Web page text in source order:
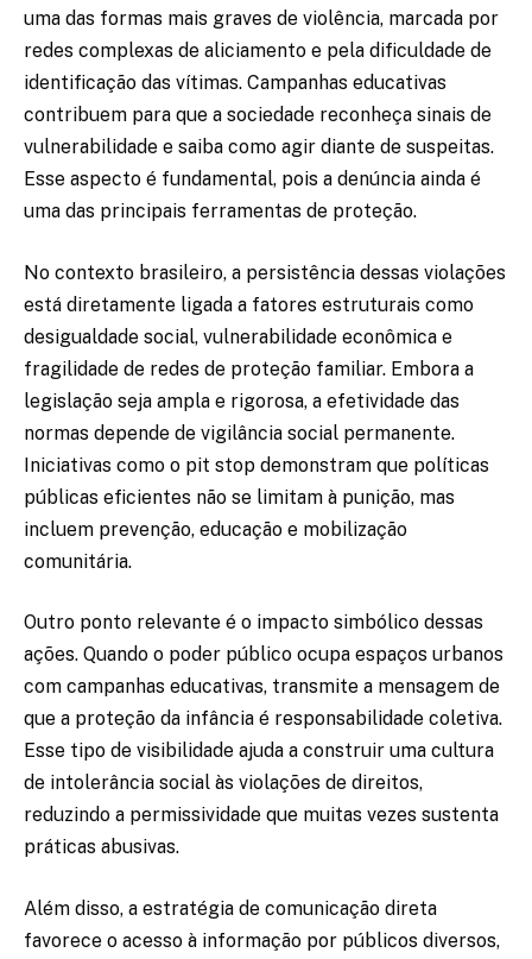
uma das formas mais graves de violência, marcada por
redes complexas de aliciamento e pela dificuldade de
identificação das vítimas. Campanhas educativas
contribuem para que a sociedade reconheça sinais de
vulnerabilidade e saiba como agir diante de suspeitas.
Esse aspecto é fundamental, pois a denúncia ainda é
uma das principais ferramentas de proteção.
No contexto brasileiro, a persistência dessas violações
está diretamente ligada a fatores estruturais como
desigualdade social, vulnerabilidade econômica e
fragilidade de redes de proteção familiar. Embora a
legislação seja ampla e rigorosa, a efetividade das
normas depende de vigilância social permanente.
Iniciativas como o pit stop demonstram que políticas
públicas eficientes não se limitam à punição, mas
incluem prevenção, educação e mobilização
comunitária.
Outro ponto relevante é o impacto simbólico dessas
ações. Quando o poder público ocupa espaços urbanos
com campanhas educativas, transmite a mensagem de
que a proteção da infância é responsabilidade coletiva.
Esse tipo de visibilidade ajuda a construir uma cultura
de intolerância social às violações de direitos,
reduzindo a permissividade que muitas vezes sustenta
práticas abusivas.
Além disso, a estratégia de comunicação direta
favorece o acesso à informação por públicos diversos,